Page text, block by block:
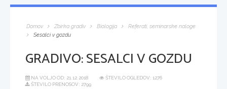
Domov Zbirka gradiv Biologija
Referati, seminarske naloge
Sesalci v gozdu
GRADIVO:SESALCI V GOZDU
NA VOLJO OD: 21.12.2018
ŠTEVILO OGLEDOV: 1276
ŠTEVILO PRENOSOV: 2799